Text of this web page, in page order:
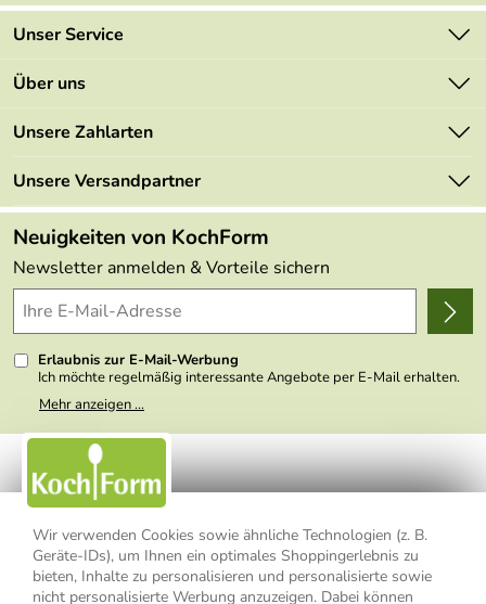
Wir verwenden Cookies sowie ähnliche Technologien (z. B.
Geräte-IDs), um Ihnen ein optimales Shoppingerlebnis zu
bieten, Inhalte zu personalisieren und personalisierte sowie
nicht personalisierte Werbung anzuzeigen. Dabei können
Unser Service
Kontakt
Mehrwertsteuerfrei
Retourenportal
FAQs
Lieferbedingungen
Delivery Terms
Kundenlogin
Über uns
Marken
Angebote
Made in Germany
Themen
Wir über uns
Presse
Unsere Zahlarten
Unsere Versandpartner
Neuigkeiten von KochForm
Newsletter anmelden & Vorteile sichern
Erlaubnis zur E-Mail-Werbung
Ich möchte regelmäßig interessante Angebote per E-Mail erhalten.
Meine E-Mail-Adresse wird nicht an andere Unternehmen
weitergegeben. Zu statistischen Zwecken wird in anonymer Form
nicht erkennbar, welche konkrete Person geklickt hat. Diese
Einwilligung zur Nutzung meiner E-Mail- Adresse für Werbezwecke
kann ich jederzeit mit Wirkung für die Zukunft widerrufen, indem ich
den Link "Abmelden" am Ende des Newsletters anklicke oder die
Option Newsletter im Mitgliederbereich deaktiviere. Die
Mehr anzeigen ...
Impressum Datenschutzerklärung AGB